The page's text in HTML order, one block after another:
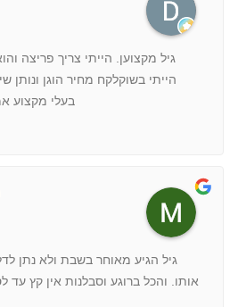
הייתי בשוקלקח מחיר הוגן
בעלי מקצוע
גיל הגיע מאוחר בשבת ולא נתן
אותו. והכל ברוגע וסבלנות אין קץ עד